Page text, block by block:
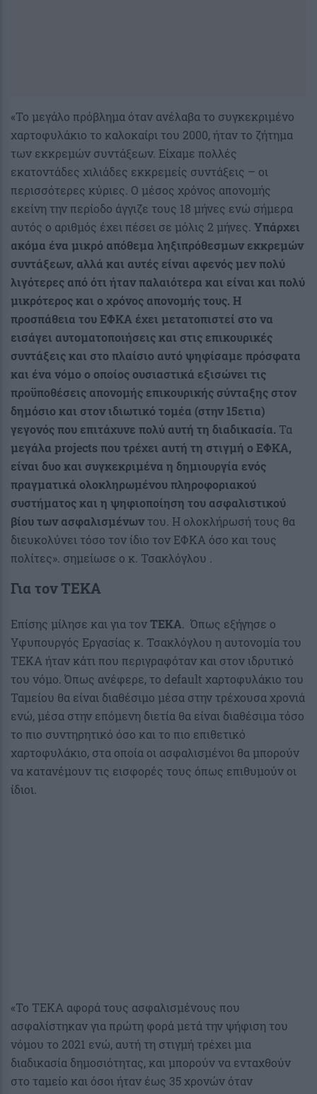
«Το μεγάλο πρόβλημα όταν ανέλαβα το συγκεκριμένο
χαρτοφυλάκιο το καλοκαίρι του 2000, ήταν το ζήτημα
των εκκρεμών συντάξεων. Είχαμε πολλές
εκατοντάδες χιλιάδες εκκρεμείς συντάξεις – οι
περισσότερες κύριες. Ο μέσος χρόνος απονομής
εκείνη την περίοδο άγγιζε τους 18 μήνες ενώ σήμερα
αυτός ο αριθμός έχει πέσει σε μόλις 2 μήνες. Υπάρχει
ακόμα ένα μικρό απόθεμα ληξιπρόθεσμων εκκρεμών
συντάξεων, αλλά και αυτές είναι αφενός μεν πολύ
λιγότερες από ότι ήταν παλαιότερα και είναι και πολύ
μικρότερος και ο χρόνος απονομής τους. Η
προσπάθεια του ΕΦΚΑ έχει μετατοπιστεί στο να
εισάγει αυτοματοποιήσεις και στις επικουρικές
συντάξεις και στο πλαίσιο αυτό ψηφίσαμε πρόσφατα
και ένα νόμο ο οποίος ουσιαστικά εξισώνει τις
προϋποθέσεις απονομής επικουρικής σύνταξης στον
δημόσιο και στον ιδιωτικό τομέα (στην 15ετια)
γεγονός που επιτάχυνε πολύ αυτή τη διαδικασία. Τα
μεγάλα projects που τρέχει αυτή τη στιγμή ο ΕΦΚΑ,
είναι δυο και συγκεκριμένα η δημιουργία ενός
πραγματικά ολοκληρωμένου πληροφοριακού
συστήματος και η ψηφιοποίηση του ασφαλιστικού
βίου των ασφαλισμένωντου. Η ολοκλήρωσή τους θα
διευκολύνει τόσο τον ίδιο τον ΕΦΚΑ όσο και τους
πολίτες». σημείωσε ο κ. Τσακλόγλου .
Για τον ΤΕΚΑ
Επίσης μίλησε και για τονΤΕΚΑ. Όπως εξήγησε ο
Υφυπουργός Εργασίας κ. Τσακλόγλου η αυτονομία του
ΤΕΚΑ ήταν κάτι που περιγραφόταν και στον ιδρυτικό
του νόμο. Όπως ανέφερε, το default χαρτοφυλάκιο του
Ταμείου θα είναι διαθέσιμο μέσα στην τρέχουσα χρονιά
ενώ, μέσα στην επόμενη διετία θα είναι διαθέσιμα τόσο
το πιο συντηρητικό όσο και το πιο επιθετικό
χαρτοφυλάκιο, στα οποία οι ασφαλισμένοι θα μπορούν
να κατανέμουν τις εισφορές τους όπως επιθυμούν οι
ίδιοι.
«Το ΤΕΚΑ αφορά τους ασφαλισμένους που
ασφαλίστηκαν για πρώτη φορά μετά την ψήφιση του
νόμου το 2021 ενώ, αυτή τη στιγμή τρέχει μια
διαδικασία δημοσιότητας, και μπορούν να ενταχθούν
στο ταμείο και όσοι ήταν έως 35 χρονών όταν